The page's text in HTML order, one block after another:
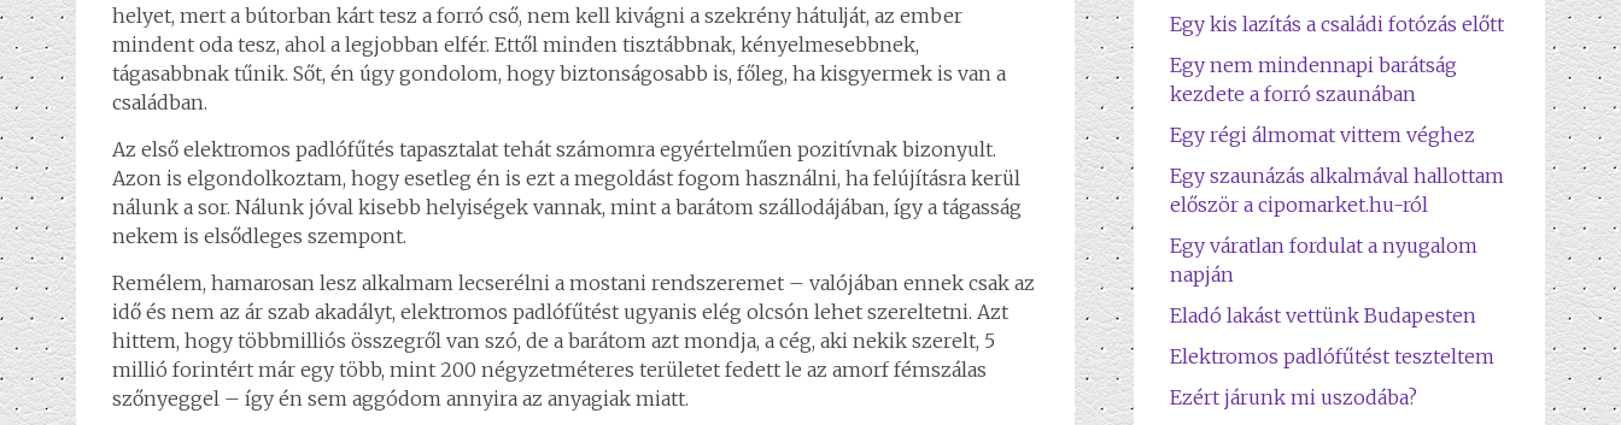
helyet, mert a bútorban kárt tesz a forró cső, nem kell kivágni a szekrény hátulját, az ember
mindent oda tesz, ahol a legjobban elfér. Ettől minden tisztábbnak, kényelmesebbnek,
tágasabbnak tűnik. Sőt, én úgy gondolom, hogy biztonságosabb is, főleg, ha kisgyermek is van a
családban.
Az első elektromos padlófűtés tapasztalat tehát számomra egyértelműen pozitívnak bizonyult.
Azon is elgondolkoztam, hogy esetleg én is ezt a megoldást fogom használni, ha felújításra kerül
nálunk a sor. Nálunk jóval kisebb helyiségek vannak, mint a barátom szállodájában, így a tágasság
nekem is elsődleges szempont.
Remélem, hamarosan lesz alkalmam lecserélni a mostani rendszeremet – valójában ennek csak az
idő és nem az ár szab akadályt, elektromos padlófűtést ugyanis elég olcsón lehet szereltetni. Azt
hittem, hogy többmilliós összegről van szó, de a barátom azt mondja, a cég, aki nekik szerelt, 5
millió forintért már egy több, mint 200 négyzetméteres területet fedett le az amorf fémszálas
szőnyeggel – így én sem aggódom annyira az anyagiak miatt.
Egy kis lazítás a családi fotózás előtt
Egy nem mindennapi barátság
kezdete a forró szaunában
Egy régi álmomat vittem véghez
Egy szaunázás alkalmával hallottam
először a cipomarket.hu-ról
Egy váratlan fordulat a nyugalom
napján
Eladó lakást vettünk Budapesten
Elektromos padlófűtést teszteltem
Ezért járunk mi uszodába?